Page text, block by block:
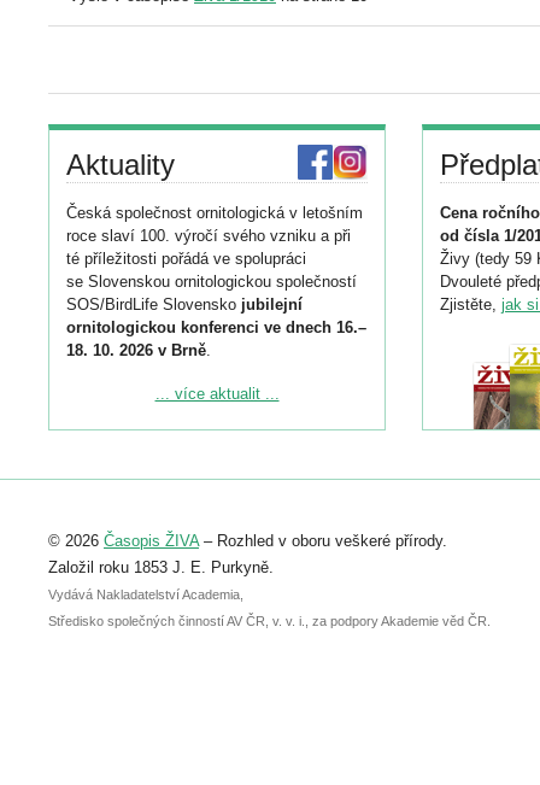
Aktuality
Česká společnost ornitologická v letošním
roce slaví 100. výročí svého vzniku a při
té příležitosti pořádá ve spolupráci
se Slovenskou ornitologickou společností
SOS/BirdLife Slovensko jubilejní
ornitologickou konferenci ve dnech 16.–
18. 10. 2026 v Brně.
Podrobnější informace ke konferenci
Registrovat se můžete do 6. září.
abstraktu přihlášené přednášky nebo
posteru je už 30. června.
... více aktualit ...
Cena
od čísla 1/
Živy (tedy 59
Dvouleté
Zjistěte, jak
© 2026 Časopis ŽIVA– Rozhled v oboru veškeré přírody.
Založil roku 1853 J. E. Purkyně.
Vydává Nakladatelství Academia,
Středisko společných činností AV ČR, v. v. i., za podpory Akademie věd ČR.